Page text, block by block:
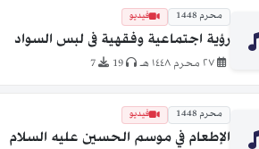
محرم 1448 فيديو
رؤية اجتماعية وفقهية فى لبس السواد
٢٧ محرم ١٤٤٨ هـ 19
7
محرم 1448 فيديو
الإطعام في موسم الحسين عليه السلام